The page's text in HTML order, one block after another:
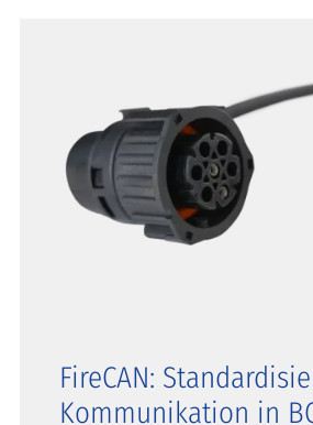
FireCAN:
Kommunikation in